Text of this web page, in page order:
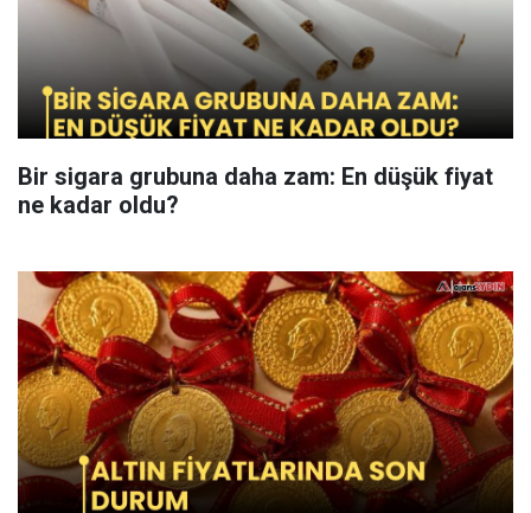
Bir sigara grubuna daha zam: En düşük fiyat
ne kadar oldu?